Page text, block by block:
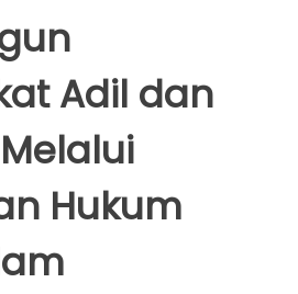
Adil dan
Hukum